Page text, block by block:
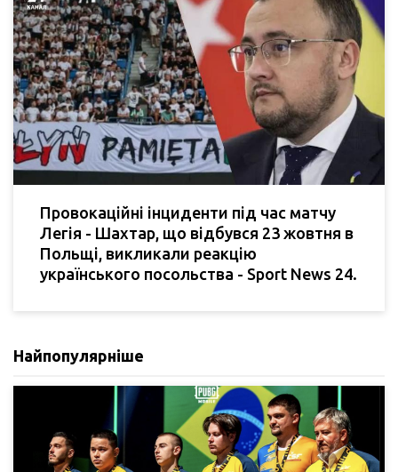
Провокаційні інциденти під час матчу
Легія - Шахтар, що відбувся 23 жовтня в
Польщі, викликали реакцію
українського посольства - Sport News 24.
Найпопулярніше